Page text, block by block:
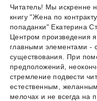
Читатель! Мы искренне
книгу "Жена по
попаданки" Екатерина
Центром произведения
главными элементами -
существования. При
предположений,
стремление подвести
естественным,
мелочах и не всегда на